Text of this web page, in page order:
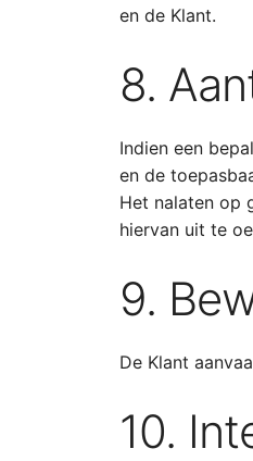
en de Klant.
8.
Indien een
en de
Het nalaten op
hiervan uit te
9.
De Klant
10.